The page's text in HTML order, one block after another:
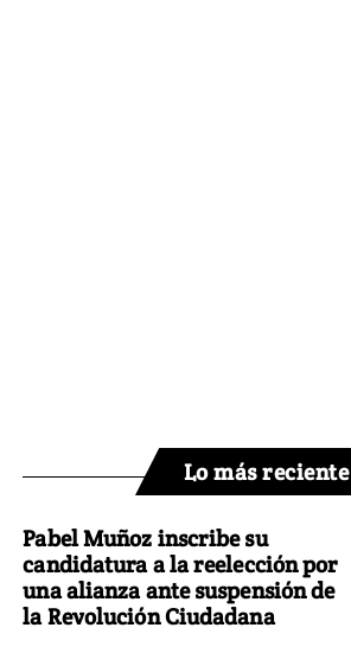
Lo más reciente
Pabel Muñoz inscribe su
candidatura a la reelección por
una alianza ante suspensión de
la Revolución Ciudadana